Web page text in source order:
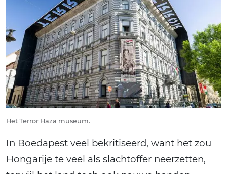
Het Terror Haza museum.
In Boedapest veel bekritiseerd, want het zou
Hongarije te veel als slachtoffer neerzetten,